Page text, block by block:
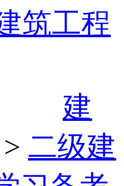
筑工程
建
> 二级建